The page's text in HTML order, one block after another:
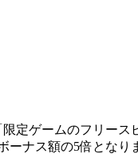
定ゲームのフリー
ナス額の5倍となり